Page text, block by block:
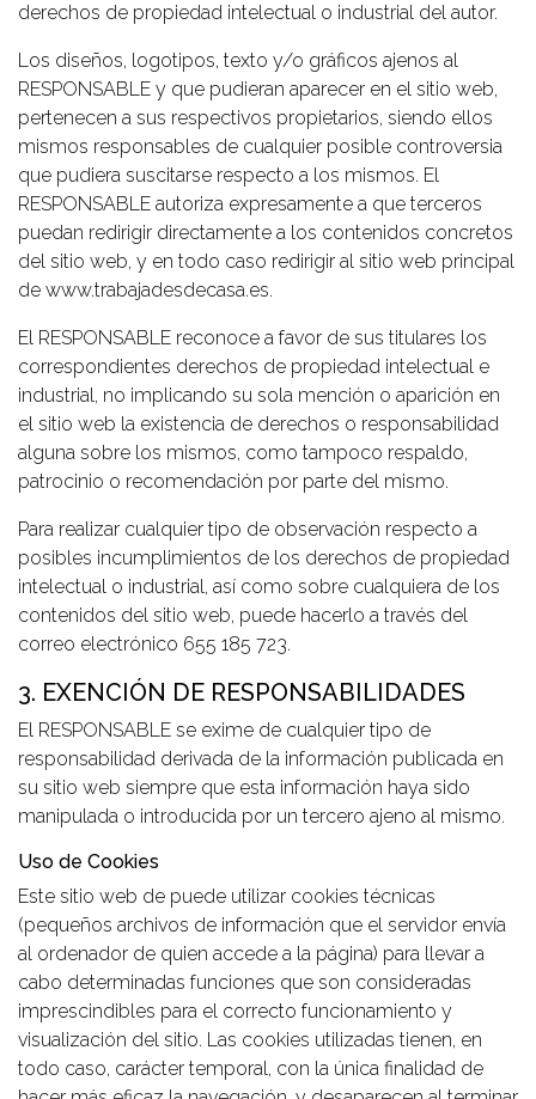
derechos de propiedad intelectual o industrial del autor.
Los diseños, logotipos, texto y/o gráficos ajenos al
RESPONSABLE y que pudieran aparecer en el sitio web,
pertenecen a sus respectivos propietarios, siendo ellos
mismos responsables de cualquier posible controversia
que pudiera suscitarse respecto a los mismos. El
RESPONSABLE autoriza expresamente a que terceros
puedan redirigir directamente a los contenidos concretos
del sitio web, y en todo caso redirigir al sitio web principal
de www.trabajadesdecasa.es.
El RESPONSABLE reconoce a favor de sus titulares los
correspondientes derechos de propiedad intelectual e
industrial, no implicando su sola mención o aparición en
el sitio web la existencia de derechos o responsabilidad
alguna sobre los mismos, como tampoco respaldo,
patrocinio o recomendación por parte del mismo.
Para realizar cualquier tipo de observación respecto a
posibles incumplimientos de los derechos de propiedad
intelectual o industrial, así como sobre cualquiera de los
contenidos del sitio web, puede hacerlo a través del
correo electrónico 655 185 723.
3. EXENCIÓN DE RESPONSABILIDADES
El RESPONSABLE se exime de cualquier tipo de
responsabilidad derivada de la información publicada en
su sitio web siempre que esta información haya sido
manipulada o introducida por un tercero ajeno al mismo.
Uso de Cookies
Este sitio web de puede utilizar cookies técnicas
(pequeños archivos de información que el servidor envía
al ordenador de quien accede a la página) para llevar a
cabo determinadas funciones que son consideradas
imprescindibles para el correcto funcionamiento y
visualización del sitio. Las cookies utilizadas tienen, en
todo caso, carácter temporal, con la única finalidad de